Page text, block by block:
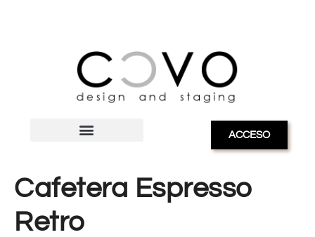
ACCESO
Cafetera Espresso
Retro